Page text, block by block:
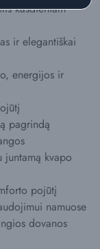
kasdieniam
ir elegantiškai
energijos ir
pagrindą
juntamą kvapo
pojūtį
namuose
dovanos